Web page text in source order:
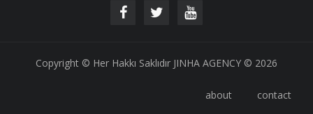
Copyright © Her Hakkı Saklıdır JINHA AGENCY © 2026
about contact